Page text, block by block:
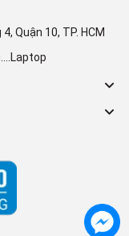
Quận 10, TP. HCM